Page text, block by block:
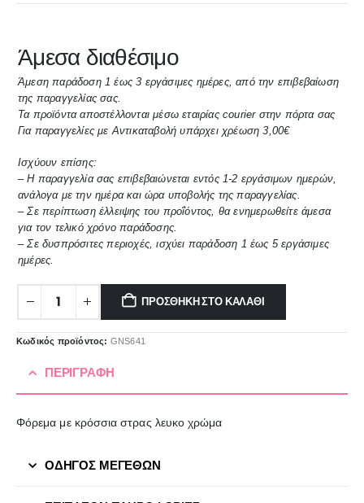
Άμεσα διαθέσιμο
Άμεση παράδοση 1 έως 3 εργάσιμες ημέρες, από την επιβεβαίωση
της παραγγελίας σας.
Τα προϊόντα αποστέλλονται μέσω εταιρίας courier στην πόρτα σας
Για παραγγελίες με Αντικαταβολή υπάρχει χρέωση 3,00€
Ισχύουν επίσης:
– Η παραγγελία σας επιβεβαιώνεται εντός 1-2 εργάσιμων ημερών,
ανάλογα με την ημέρα και ώρα υποβολής της παραγγελίας.
– Σε περίπτωση έλλειψης του προΐόντος, θα ενημερωθείτε άμεσα
για τον τελικό χρόνο παράδοσης.
– Σε δυσπρόσιτες περιοχές, ισχύει παράδοση 1 έως 5 εργάσιμες
ημέρες.
ΠΡΟΣΘΉΚΗ ΣΤΟ ΚΑΛΆΘΙ
Κωδικός προϊόντος: GNS641
ΠΕΡΙΓΡΑΦΉ
Φόρεμα με κρόσσια στρας λευκο χρώμα
ΟΔΗΓΟΣ ΜΕΓΕΘΩΝ